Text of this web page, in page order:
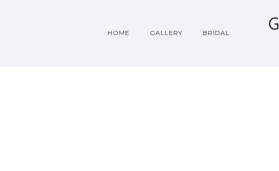
HOME GALLERY BRIDAL